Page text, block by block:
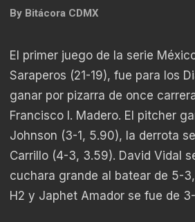
By Bitácora CDMX
El primer juego de la serie
Saraperos (21-19), fue para los
ganar por pizarra de once
Francisco I. Madero. El pitcher
Johnson (3-1, 5.90), la derrota
Carrillo (4-3, 3.59). David Vidal
cuchara grande al batear de 5-3,
H2 y Japhet Amador se fue de 3-